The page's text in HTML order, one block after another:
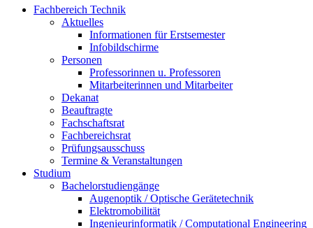
Fachbereich Technik
Aktuelles
Informationen für Erstsemester
Infobildschirme
Personen
Professorinnen u. Professoren
Mitarbeiterinnen und Mitarbeiter
Dekanat
Beauftragte
Fachschaftsrat
Fachbereichsrat
Prüfungsausschuss
Termine & Veranstaltungen
Studium
Bachelorstudiengänge
Augenoptik / Optische Gerätetechnik
Elektromobilität
Ingenieurinformatik / Computational Engineering